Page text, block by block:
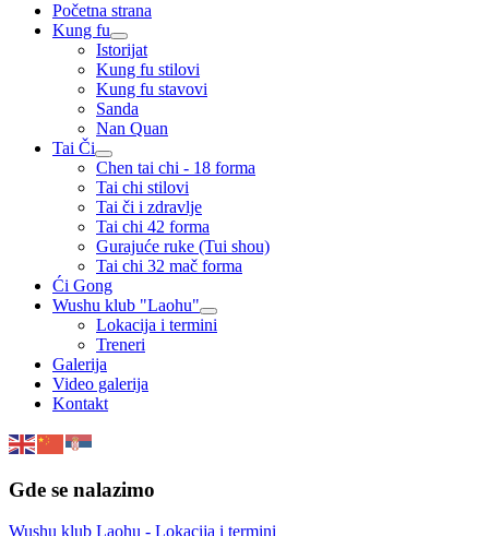
Početna strana
Kung fu
Istorijat
Kung fu stilovi
Kung fu stavovi
Sanda
Nan Quan
Tai Či
Chen tai chi - 18 forma
Tai chi stilovi
Tai či i zdravlje
Tai chi 42 forma
Gurajuće ruke (Tui shou)
Tai chi 32 mač forma
Ći Gong
Wushu klub "Laohu"
Lokacija i termini
Treneri
Galerija
Video galerija
Kontakt
Gde se nalazimo
Wushu klub Laohu - Lokacija i termini